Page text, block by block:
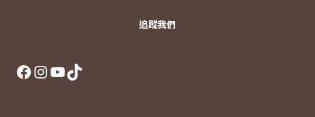
追蹤我們
Facebook
Instagram
YouTube
TikTok